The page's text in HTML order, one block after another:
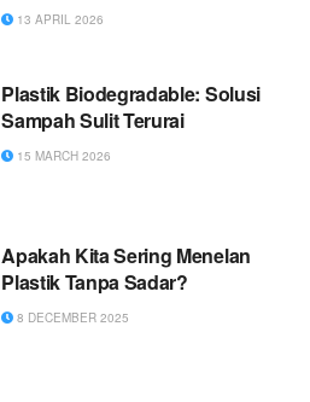
13 APRIL 2026
Plastik Biodegradable: Solusi
Sampah Sulit Terurai
15 MARCH 2026
Apakah Kita Sering Menelan
Plastik Tanpa Sadar?
8 DECEMBER 2025